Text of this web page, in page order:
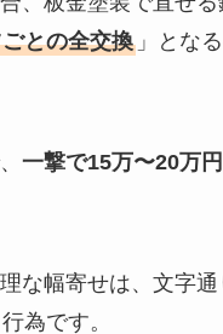
との全交換」とな
一撃で15万〜20万
な幅寄せは、文字通
為です。